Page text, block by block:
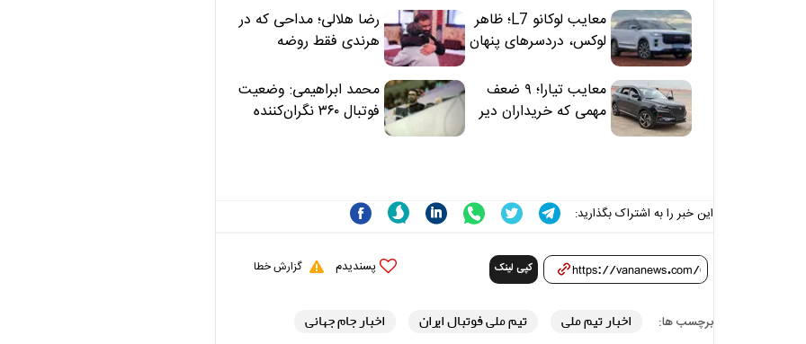
معایب لوکانو L7؛ ظاهر
لوکس، دردسرهای پنهان
رضا هلالی؛ مداحی که در
هرندی فقط روضه
«تکیه‌گاه آقا مرتضی
علی(ع)» را جدی‌تر
ببینند
معایب تیارا؛ ۹ ضعف
مهمی که خریداران دیر
محمد ابراهیمی: وضعیت
فوتبال ۳۶۰ نگران‌کننده
این خبر را به اشتراک بگذارید:
کپی لینک پسندیدم گزارش خطا
برچسب ها: اخبار تیم ملی تیم ملی فوتبال ایران اخبار جام جهانی